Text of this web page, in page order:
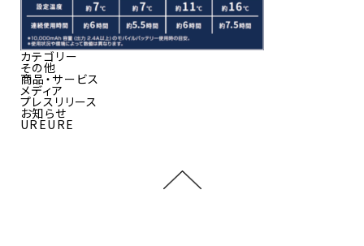
カテゴリー
その他
商品・サービス
メディア
プレスリリース
お知らせ
UREURE